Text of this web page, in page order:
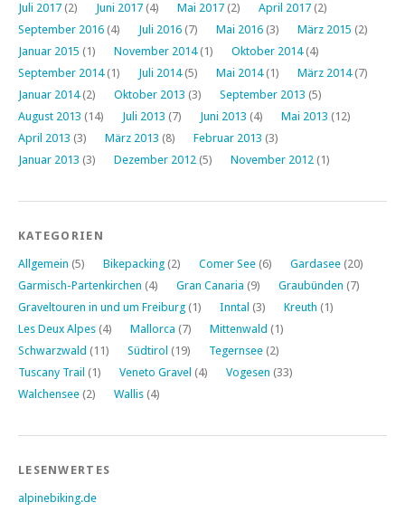
Juli 2017 (2) Juni 2017 (4) Mai 2017 (2) April 2017 (2)
September 2016 (4) Juli 2016 (7) Mai 2016 (3) März 2015 (2)
Januar 2015 (1) November 2014(1) Oktober 2014(4)
September 2014(1) Juli 2014(5) Mai 2014(1) März 2014(7)
Januar 2014(2) Oktober 2013 (3) September 2013 (5)
August 2013 (14) Juli 2013 (7) Juni 2013 (4) Mai 2013 (12)
April 2013 (3) März 2013 (8) Februar 2013 (3)
Januar 2013 (3) Dezember 2012 (5) November 2012 (1)
KATEGORIEN
Allgemein (5) Bikepacking (2) Comer See (6) Gardasee (20)
Garmisch-Partenkirchen (4) Gran Canaria (9) Graubünden (7)
Graveltouren in und um Freiburg (1) Inntal (3) Kreuth (1)
Les Deux Alpes (4) Mallorca (7) Mittenwald (1)
Schwarzwald (11) Südtirol (19) Tegernsee (2)
Tuscany Trail (1) Veneto Gravel (4) Vogesen (33)
Walchensee (2) Wallis (4)
LESENWERTES
alpinebiking.de